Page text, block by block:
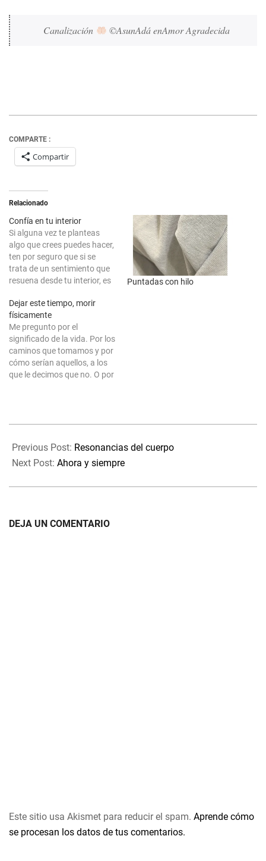
Canalización ©AsunAdá enAmor Agradecida
COMPARTE :
Compartir
Relacionado
Confía en tu interior
Si alguna vez te planteas
algo que crees puedes hacer,
ten por seguro que si se
trata de un sentimiento que
resuena desde tu interior, es
intentar. De poco o nada
sirve la idea de ser quién eres
cuando no te permites serlo.
Sabes muy…
Puntadas con hilo
Dejar este tiempo, morir
físicamente
Me pregunto por el
significado de la vida. Por los
caminos que tomamos y por
cómo serían aquellos, a los
que le decimos que no. O por
torna a un nuevo episodio en
05-
15
Previous Post: Resonancias del cuerpo
Next Post: Ahora y siempre
DEJA UN COMENTARIO
Este sitio usa Akismet para reducir el spam. Aprende cómo
se procesan los datos de tus comentarios.